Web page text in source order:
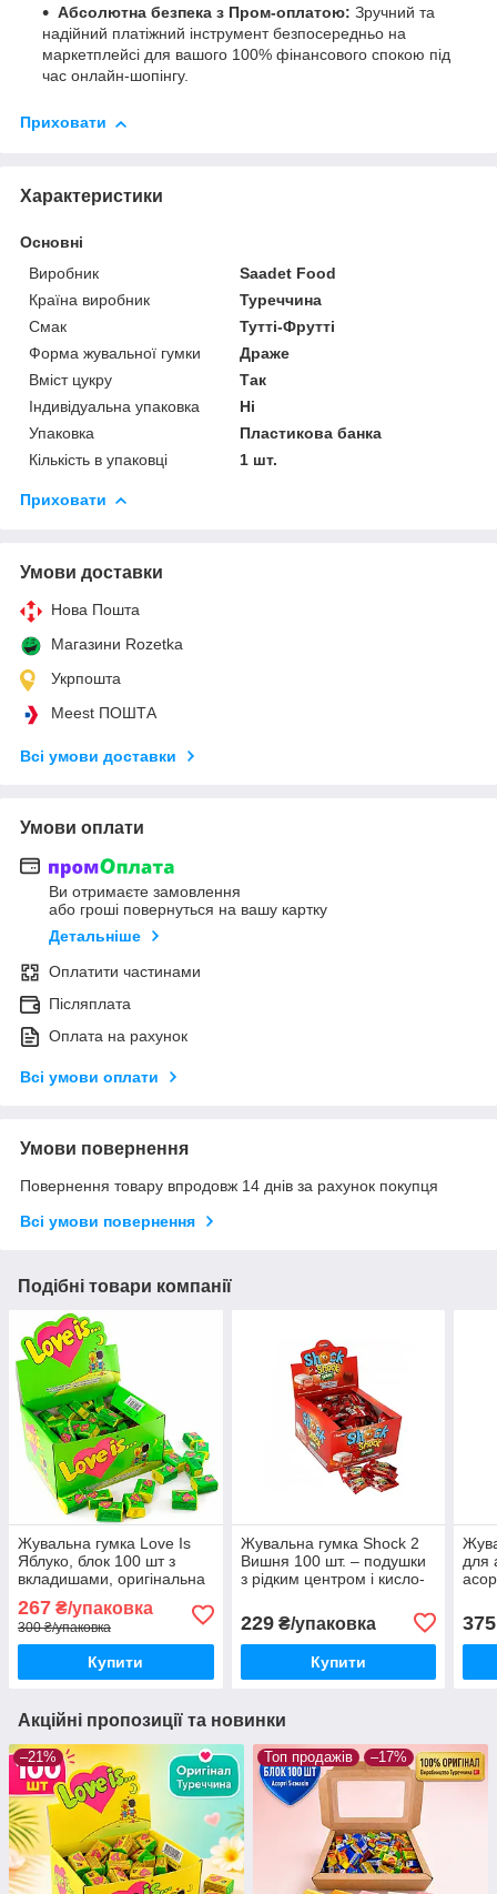
Абсолютна безпека з Пром-оплатою: Зручний та
надійний платіжний інструмент безпосередньо на
маркетплейсі для вашого 100% фінансового спокою під
час онлайн-шопінгу.
Приховати
Характеристики
Основні
Виробник
Saadet Food
Країна виробник
Туреччина
Смак
Тутті-Фрутті
Форма жувальної гумки
Драже
Вміст цукру
Так
Індивідуальна упаковка
Ні
Упаковка
Пластикова банка
Кількість в упаковці
1 шт.
Приховати
Умови доставки
Нова Пошта
Магазини Rozetka
Укрпошта
Meest ПОШТА
Всі умови доставки
Умови оплати
Ви отримаєте замовлення
або гроші повернуться на вашу картку
Детальніше
Оплатити частинами
Післяплата
Оплата на рахунок
Всі умови оплати
Умови повернення
Повернення товару впродовж 14 днів за рахунок покупця
Всі умови повернення
Подібні товари компанії
Жувальна гумка Love Is
Яблуко, блок 100 шт з
вкладишами, оригінальна
подарунок
267 ₴/упаковка
300 ₴/упаковка
Купити
Жувальна гумка Shock 2
Вишня 100 шт. – подушки
з рідким центром і кисло-
229₴/упаковка
Купити
для
375
Акційні пропозиції та новинки
–21% Топ продажів –17%